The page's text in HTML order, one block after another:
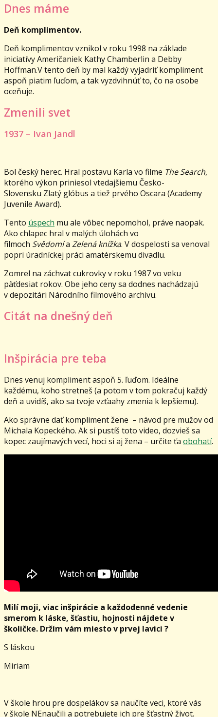
Dnes máme
Deň komplimentov.
Deň komplimentov vznikol v roku 1998 na základe
iniciatívy Američaniek Kathy Chamberlin a Debby
Hoffman.V tento deň by mal každý vyjadriť kompliment
aspoň piatim ľuďom, a tak vyzdvihnúť to, čo na osobe
oceňuje.
Zmenili svet
1937 – Ivan Jandl
Bol český herec. Hral postavu Karla vo filme The Search,
ktorého výkon priniesol vtedajšiemu Česko-
Slovensku Zlatý glóbus a tiež prvého Oscara (Academy
Juvenile Award).
Tento úspech mu ale vôbec nepomohol, práve naopak.
Ako chlapec hral v malých úlohách vo
filmoch Svědomía Zelená knížka. V dospelosti sa venoval
popri úradníckej práci amatérskemu divadlu.
Zomrel na záchvat cukrovky v roku 1987 vo veku
päťdesiat rokov. Obe jeho ceny sa dodnes nachádzajú
v depozitári Národního filmového archivu.
Citát na dnešný deň
Inšpirácia pre teba
Dnes venuj kompliment aspoň 5. ľuďom. Ideálne
každému, koho stretneš (a potom v tom pokračuj každý
deň a uvidíš, ako sa tvoje vzťaahy zmenia k lepšiemu).
Ako správne dať kompliment žene – návod pre mužov od
Michala Kopeckého. Ak si pustíš toto video, dozvieš sa
kopec zaujímavých vecí, hoci si aj žena – určite ťa obohatí.
Milí moji, viac inšpirácie a každodenné vedenie
smerom k láske, šťastiu, hojnosti nájdete v
školičke. Držím vám miesto v prvej lavici ?
S láskou
Miriam
V škole hrou pre dospelákov sa naučíte veci, ktoré vás
v škole NEnaučili a potrebujete ich pre šťastný život.